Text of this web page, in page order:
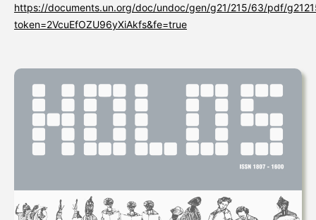
https://documents.un.org/doc/undoc/gen/g21/215/63/pdf/
token=2VcuEfOZU96yXiAkfs&fe=true